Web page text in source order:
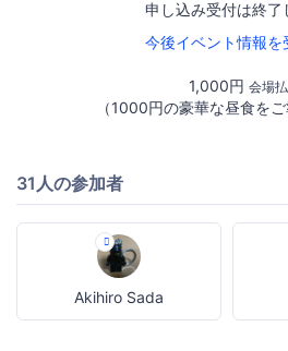
申し込み受付は終了
今後イベント情報を
1,000円 会場
（1000円の豪華な昼食をご
31人の参加者
Akihiro Sada